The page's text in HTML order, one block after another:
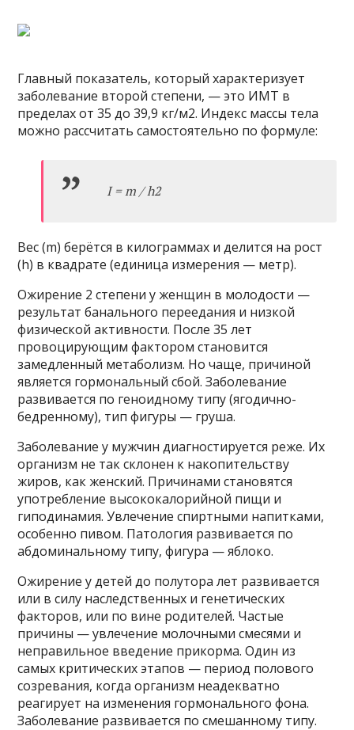
Главный показатель, который характеризует
заболевание второй степени, — это ИМТ в
пределах от 35 до 39,9 кг/м2. Индекс массы тела
можно рассчитать самостоятельно по формуле:
I = m / h2
Вес (m) берётся в килограммах и делится на рост
(h) в квадрате (единица измерения — метр).
Ожирение 2 степени у женщин в молодости —
результат банального переедания и низкой
физической активности. После 35 лет
провоцирующим фактором становится
замедленный метаболизм. Но чаще, причиной
является гормональный сбой. Заболевание
развивается по геноидному типу (ягодично-
бедренному), тип фигуры — груша.
Заболевание у мужчин диагностируется реже. Их
организм не так склонен к накопительству
жиров, как женский. Причинами становятся
употребление высококалорийной пищи и
гиподинамия. Увлечение спиртными напитками,
особенно пивом. Патология развивается по
абдоминальному типу, фигура — яблоко.
Ожирение у детей до полутора лет развивается
или в силу наследственных и генетических
факторов, или по вине родителей. Частые
причины — увлечение молочными смесями и
неправильное введение прикорма. Один из
самых критических этапов — период полового
созревания, когда организм неадекватно
реагирует на изменения гормонального фона.
Заболевание развивается по смешанному типу.